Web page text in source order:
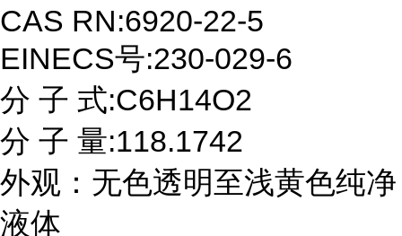
CAS RN:6920-22-5
EINECS号:230-029-6
分 子 式:C6H14O2
分 子 量:118.1742
外观：无色透明至浅黄色纯净
液体